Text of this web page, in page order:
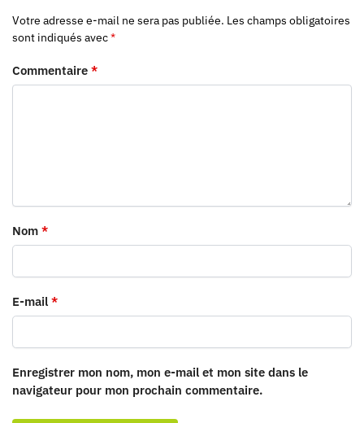
Votre adresse e-mail ne sera pas publiée. Les champs obligatoires
sont indiqués avec*
Commentaire *
Nom *
E-mail *
Enregistrer mon nom, mon e-mail et mon site dans le
navigateur pour mon prochain commentaire.